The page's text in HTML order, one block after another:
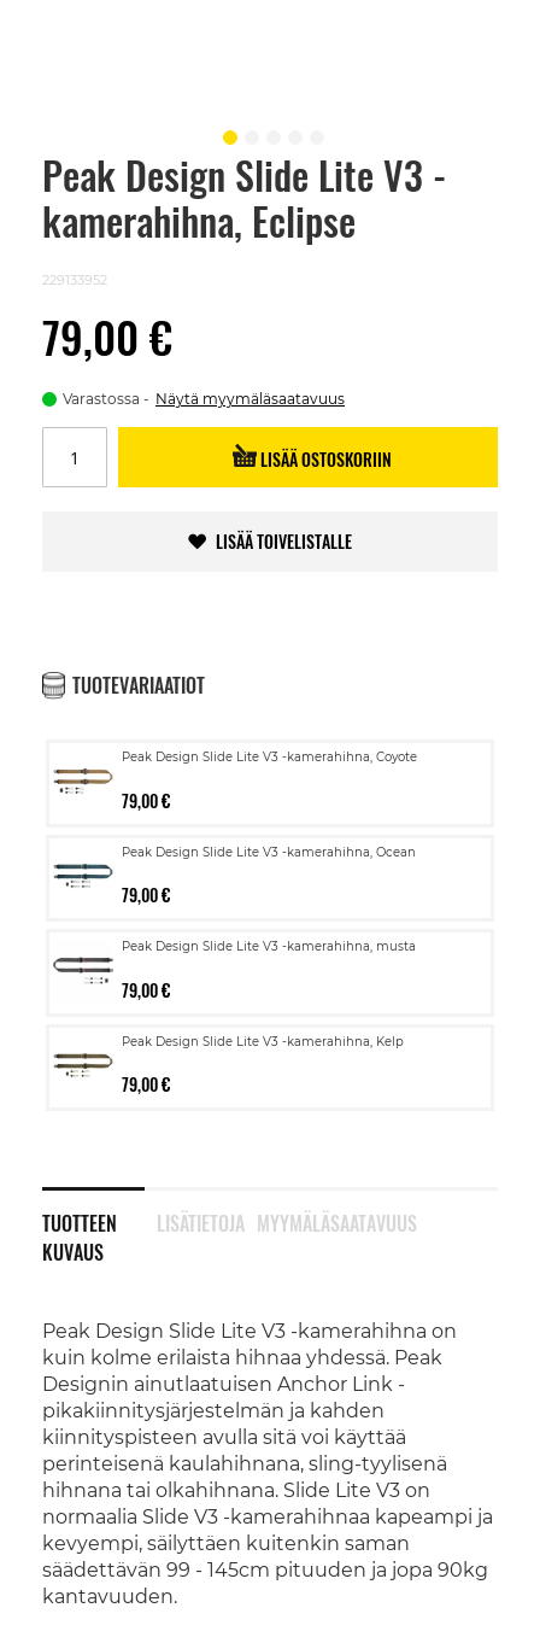
Peak Design Slide Lite V3 -
kamerahihna, Eclipse
229133952
79,00 €
Varastossa Näytä myymäläsaatavuus
LISÄÄ OSTOSKORIIN
LISÄÄ TOIVELISTALLE
TUOTEVARIAATIOT
Peak Design Slide Lite V3 -kamerahihna, Coyote
79,00 €
Peak Design Slide Lite V3 -kamerahihna, Ocean
79,00 €
Peak Design Slide Lite V3 -kamerahihna, musta
79,00 €
Peak Design Slide Lite V3 -kamerahihna, Kelp
79,00 €
TUOTTEEN
KUVAUS
Peak Design Slide Lite V3 -kamerahihna on
kuin kolme erilaista hihnaa yhdessä. Peak
Designin ainutlaatuisen Anchor Link -
pikakiinnitysjärjestelmän ja kahden
kiinnityspisteen avulla sitä voi käyttää
perinteisenä kaulahihnana, sling-tyylisenä
hihnana tai olkahihnana. Slide Lite V3 on
normaalia Slide V3 -kamerahihnaa kapeampi ja
kevyempi, säilyttäen kuitenkin saman
säädettävän 99 - 145cm pituuden ja jopa 90kg
kantavuuden.
LISÄTIETOJA MYYMÄLÄSAATAVUUS
Skip
beginning
images